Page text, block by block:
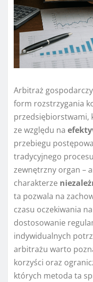
Arbitraż
form rozstrzygania
przedsiębiorstwami,
ze względu na
przebiegu
tradycyjnego
zewnętrzny organ –
charakterze
ta pozwala na
czasu oczekiwania
dostosowanie
indywidualnych
arbitrażu warto
korzyści oraz
których metoda ta